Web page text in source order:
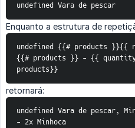
undefined Vara de pescar
Enquanto a estrutura de
undefined {{# products }}{{
{{# products }} - {{
products}}
retornará:
undefined Vara de pescar,
- 2x Minhoca